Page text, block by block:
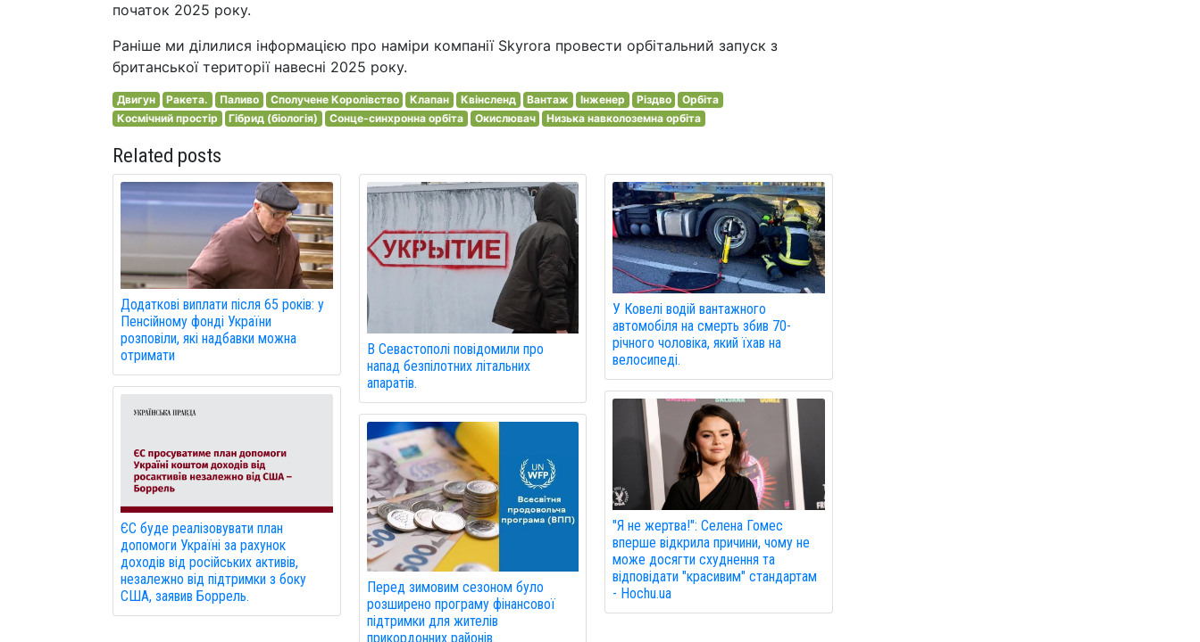
початок 2025 року.
Раніше ми ділилися інформацією про наміри компанії Skyrora провести орбітальний запуск з
британської території навесні 2025 року.
Двигун Ракета. Паливо Сполучене Королівство Клапан Квінсленд Вантаж Інженер Різдво
Орбіта
Космічний простір
Гібрид (біологія) Сонце-синхронна орбіта Окислювач Низька навколоземна орбіта
Related posts
Додаткові виплати після 65 років: у
Пенсійному фонді України
розповіли, які надбавки можна
отримати
ЄС буде реалізовувати план
допомоги Україні за рахунок
доходів від російських активів,
незалежно від підтримки з боку
США, заявив Боррель.
В Севастополі повідомили про
напад безпілотних літальних
апаратів.
Перед зимовим сезоном було
розширено програму фінансової
підтримки для жителів
прикордонних районів.
У Ковелі водій вантажного
автомобіля на смерть збив 70-
річного чоловіка, який їхав на
велосипеді.
"Я не жертва!": Селена Гомес
вперше відкрила причини, чому не
може досягти схуднення та
відповідати "красивим" стандартам
- Hochu.ua